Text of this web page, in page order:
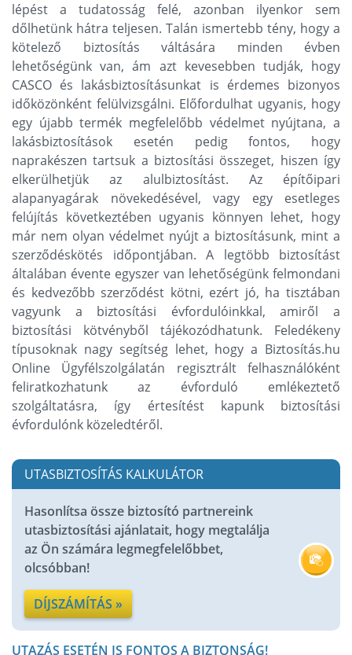
lépést a tudatosság felé, azonban ilyenkor sem
dőlhetünk hátra teljesen. Talán ismertebb tény, hogy a
kötelező biztosítás váltására minden évben
lehetőségünk van, ám azt kevesebben tudják, hogy
CASCO és lakásbiztosításunkat is érdemes bizonyos
időközönként felülvizsgálni. Előfordulhat ugyanis, hogy
egy újabb termék megfelelőbb védelmet nyújtana, a
lakásbiztosítások esetén pedig fontos, hogy
naprakészen tartsuk a biztosítási összeget, hiszen így
elkerülhetjük az alulbiztosítást. Az építőipari
alapanyagárak növekedésével, vagy egy esetleges
felújítás következtében ugyanis könnyen lehet, hogy
már nem olyan védelmet nyújt a biztosításunk, mint a
szerződéskötés időpontjában. A legtöbb biztosítást
általában évente egyszer van lehetőségünk felmondani
és kedvezőbb szerződést kötni, ezért jó, ha tisztában
vagyunk a biztosítási évfordulóinkkal, amiről a
biztosítási kötvényből tájékozódhatunk. Feledékeny
típusoknak nagy segítség lehet, hogy a Biztosítás.hu
Online Ügyfélszolgálatán regisztrált felhasználóként
feliratkozhatunk az évforduló emlékeztető
szolgáltatásra, így értesítést kapunk biztosítási
évfordulónk közeledtéről.
UTASBIZTOSÍTÁS KALKULÁTOR
Hasonlítsa össze biztosító partnereink
utasbiztosítási ajánlatait, hogy megtalálja
az Ön számára legmegfelelőbbet,
olcsóbban!
DÍJSZÁMÍTÁS »
UTAZÁS ESETÉN IS FONTOS A BIZTONSÁG!